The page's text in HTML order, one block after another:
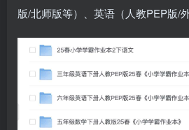
版/北师版等）、英语（人教PEP版/